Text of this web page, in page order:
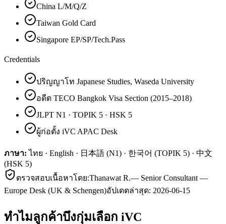
China L/M/Q/Z
Taiwan Gold Card
Singapore EP/SP/Tech.Pass
Credentials
ปริญญาโท Japanese Studies, Waseda University
อดีต TECO Bangkok Visa Section (2015–2018)
JLPT N1 · TOPIK 5 · HSK 5
ผู้ก่อตั้ง iVC APAC Desk
ภาษา: ไทย · English · 日本語 (N1) · 한국어 (TOPIK 5) · 中文
(HSK 5)
ตรวจสอบเนื้อหาโดย:Thanawat R.— Senior Consultant —
Europe Desk (UK & Schengen)อัปเดตล่าสุด: 2026-06-15
ทำไมลูกค้าบึงกุ่มเลือก iVC